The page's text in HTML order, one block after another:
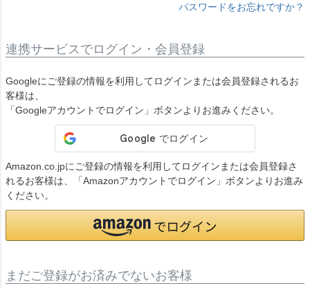
パスワードをお忘れですか？
連携サービスでログイン・会員登録
Googleにご登録の情報を利用してログインまたは会員登録されるお
客様は、
「Googleアカウントでログイン」ボタンよりお進みください。
Amazon.co.jpにご登録の情報を利用してログインまたは会員登録さ
れるお客様は、「Amazonアカウントでログイン」ボタンよりお進み
ください。
まだご登録がお済みでないお客様